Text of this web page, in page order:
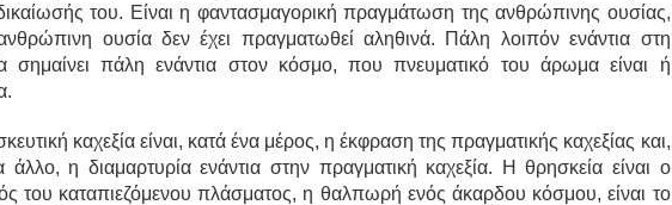
του. Είναι η φαντασμαγορική πραγμάτωση της ανθρώπινης ουσίας,
ουσία δεν έχει πραγματωθεί αληθινά. Πάλη λοιπόν ενάντια στη
σημαίνει πάλη ενάντια στον κόσμο, που πνευματικό του άρωμα είναι ή
καχεξία είναι, κατά ένα μέρος, η έκφραση της πραγματικής καχεξίας και,
άλλο, η διαμαρτυρία ενάντια στην πραγματική καχεξία. Η θρησκεία είναι ο
του καταπιεζόμενου πλάσματος, η θαλπωρή ενός άκαρδου κόσμου, είναι το